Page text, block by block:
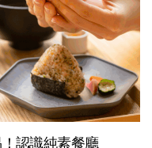
認識純素餐廳